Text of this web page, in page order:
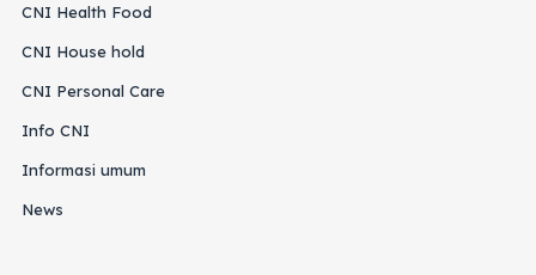
CNI Health Food
CNI House hold
CNI Personal Care
Info CNI
Informasi umum
News